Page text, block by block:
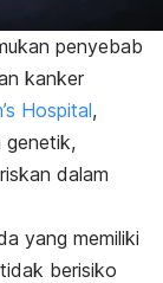
penyebab
kanker
Hospital,
genetik,
dalam
yang memiliki
berisiko